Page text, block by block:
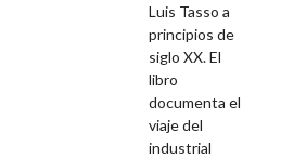
Luis Tasso a
principios de
siglo XX. El
libro
documenta el
viaje del
industrial